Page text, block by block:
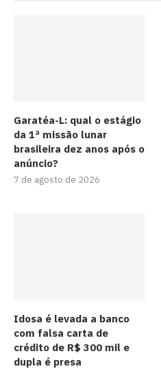
Garatéa-L: qual o estágio
da 1ª missão lunar
brasileira dez anos após o
anúncio?
7 de agosto de 2026
Idosa é levada a banco
com falsa carta de
crédito de R$ 300 mil e
dupla é presa